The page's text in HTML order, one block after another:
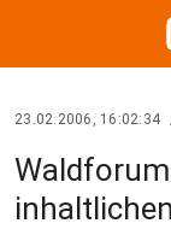
23.02.2006, 16:02:34